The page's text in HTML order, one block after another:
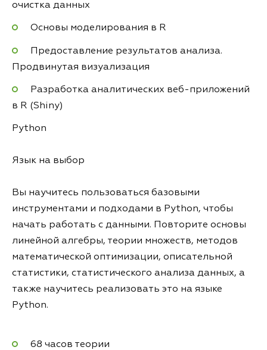
очистка данных
Основы моделирования в R
Предоставление результатов анализа.
Продвинутая визуализация
Разработка аналитических веб-приложений
в R (Shiny)
Python
Язык на выбор
Вы научитесь пользоваться базовыми
инструментами и подходами в Python, чтобы
начать работать с данными. Повторите основы
линейной алгебры, теории множеств, методов
математической оптимизации, описательной
статистики, статистического анализа данных, а
также научитесь реализовать это на языке
Python.
68 часов теории